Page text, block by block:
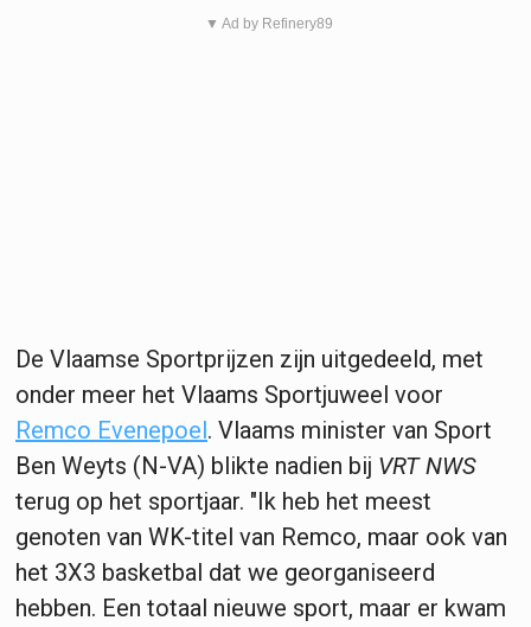
▼ Ad by Refinery89
De Vlaamse Sportprijzen zijn uitgedeeld, met
onder meer het Vlaams Sportjuweel voor
Remco Evenepoel. Vlaams minister van Sport
Ben Weyts (N-VA) blikte nadien bij VRT NWS
terug op het sportjaar. "Ik heb het meest
genoten van WK-titel van Remco, maar ook van
het 3X3 basketbal dat we georganiseerd
hebben. Een totaal nieuwe sport, maar er kwam